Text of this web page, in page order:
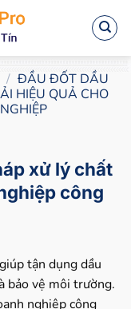
/ ĐẦU ĐỐT DẦU
HIỆU QUẢ CHO
xử lý chất
công
tận dụng dầu
bảo vệ môi trường.
nghiệp công